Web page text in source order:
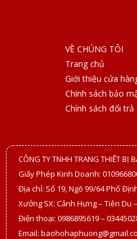
VỀ CHÚNG TÔI
Trang chủ
Giới thiệu cửa
Chính sách bảo
Chính sách đổi trả
CÔNG TY TNHH TRANG THIẾT BỊ
Giấy Phép Kinh Doanh:
Địa chỉ: Số 19, Ngõ 99/64 Phố
Xưởng SX: Cảnh Hưng – Tiên Du
Điện thoại: 0986895619 –
Email: